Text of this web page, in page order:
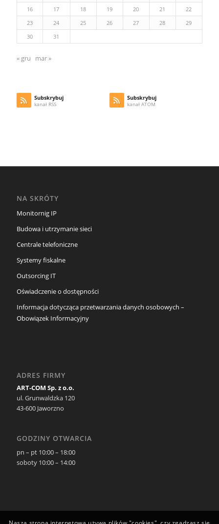
16
17 18 19 20 21
22
23
24 25 26 27 28
29
30
31
« gru mar »
Subskrybuj
kanał RSS
Subskrybuj
kanał ATOM
NA SKRÓTY
Monitornig IP
Budowa i utrzymanie sieci
Centrale telefoniczne
Systemy fiskalne
Outsorcing IT
Oświadczenie o dostępności
Informacja dotycząca przetwarzania danych osobowych –
Obowiązek Informacyjny
ADRES FIRMY
ART-COM Sp. z o.o.
ul. Grunwaldzka 120
43-600 Jaworzno
GODZINY OTWARCIA
pn – pt 10:00 – 18:00
soboty 10:00 – 14:00